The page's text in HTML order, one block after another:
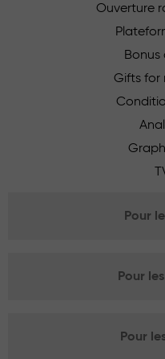
Ouverture
Bonus
Gifts for
Pour
Pour
Pour